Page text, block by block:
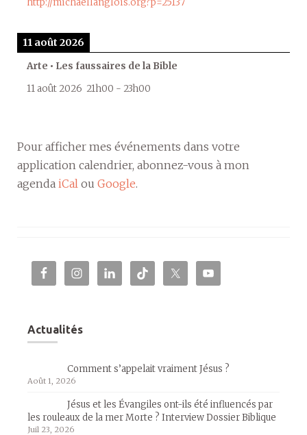
http://michaellanglois.org?p=25137
11 août 2026
Arte • Les faussaires de la Bible
11 août 2026 21h00 - 23h00
Pour afficher mes événements dans votre
application calendrier, abonnez-vous à mon
agenda iCal ou Google.
Actualités
Comment s’appelait vraiment Jésus ?
Août 1, 2026
Jésus et les Évangiles ont-ils été influencés par
les rouleaux de la mer Morte ? Interview Dossier Biblique
Juil 23, 2026